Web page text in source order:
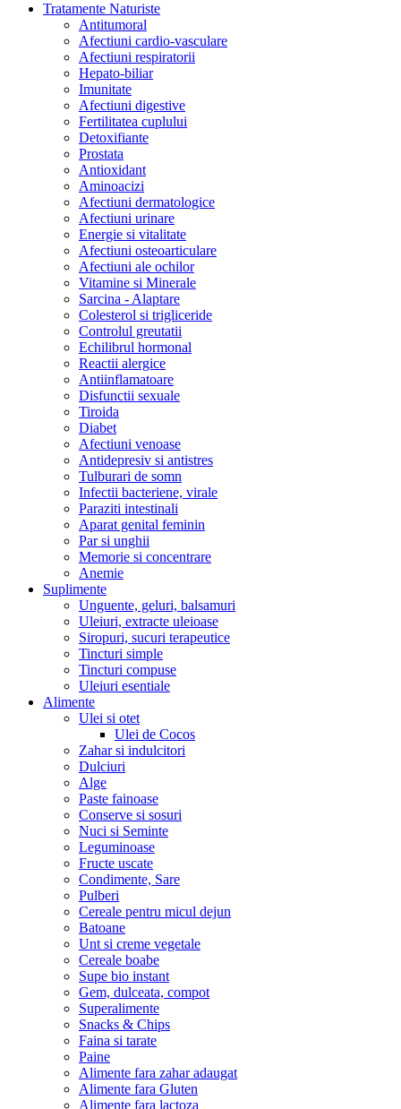
Tratamente Naturiste
Antitumoral
Afectiuni cardio-vasculare
Afectiuni respiratorii
Hepato-biliar
Imunitate
Afectiuni digestive
Fertilitatea cuplului
Detoxifiante
Prostata
Antioxidant
Aminoacizi
Afectiuni dermatologice
Afectiuni urinare
Energie si vitalitate
Afectiuni osteoarticulare
Afectiuni ale ochilor
Vitamine si Minerale
Sarcina - Alaptare
Colesterol si trigliceride
Controlul greutatii
Echilibrul hormonal
Reactii alergice
Antiinflamatoare
Disfunctii sexuale
Tiroida
Diabet
Afectiuni venoase
Antidepresiv si antistres
Tulburari de somn
Infectii bacteriene, virale
Paraziti intestinali
Aparat genital feminin
Par si unghii
Memorie si concentrare
Anemie
Suplimente
Unguente, geluri, balsamuri
Uleiuri, extracte uleioase
Siropuri, sucuri terapeutice
Tincturi simple
Tincturi compuse
Uleiuri esentiale
Alimente
Ulei si otet
Ulei de Cocos
Zahar si indulcitori
Dulciuri
Alge
Paste fainoase
Conserve si sosuri
Nuci si Seminte
Leguminoase
Fructe uscate
Condimente, Sare
Pulberi
Cereale pentru micul dejun
Batoane
Unt si creme vegetale
Cereale boabe
Supe bio instant
Gem, dulceata, compot
Superalimente
Snacks & Chips
Faina si tarate
Paine
Alimente fara zahar adaugat
Alimente fara Gluten
Alimente fara lactoza